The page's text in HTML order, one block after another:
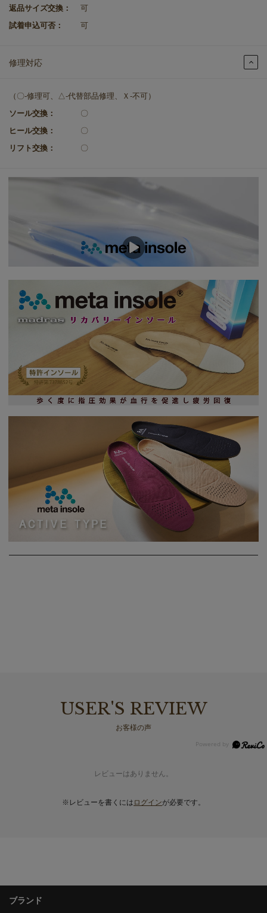
返品サイズ交換：
可
試着申込可否：
可
修理対応
（〇-修理可、△-代替部品修理、Ｘ-不可）
ソール交換：
〇
ヒール交換：
〇
リフト交換：
〇
USER'S REVIEW
お客様の声
レビューはありません。
※レビューを書くには ログインが必要です。
ブランド